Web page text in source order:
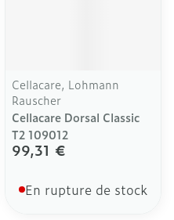
Cellacare, Lohmann
Rauscher
Cellacare Dorsal Classic
T2 109012
99,31 €
En rupture de stock